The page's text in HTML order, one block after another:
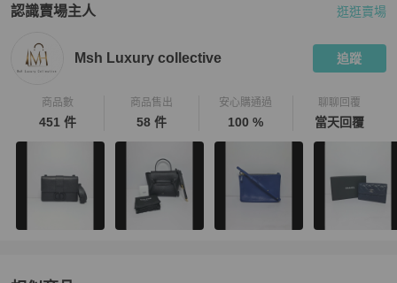
認識賣場主人
PopChill 拍拍圈嚴選賣家
逛逛賣場
Msh Luxury collective 追蹤
商品數
451 件
商品售出
58 件
安心購通過
100 %
聊聊回覆
當天回覆